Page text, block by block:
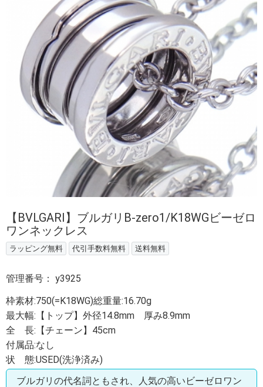
【BVLGARI】ブルガリB-zero1/K18WGビーゼロ
ワンネックレス
ラッピング無料 代引手数料無料 送料無料
管理番号： y3925
枠素材:750(=K18WG)総重量:16.70g
最大幅:【トップ】外径14.8mm 厚み8.9mm
全 長:【チェーン】45cm
付属品:なし
状 態:USED(洗浄済み)
ブルガリの代名詞ともされ、人気の高いビーゼロワン